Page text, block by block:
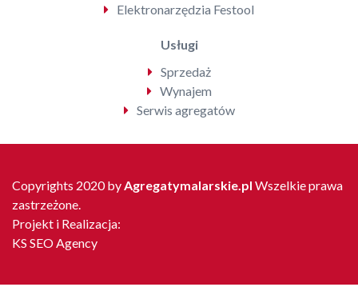
Elektronarzędzia Festool
Usługi
Sprzedaż
Wynajem
Serwis agregatów
Copyrights 2020 by Agregatymalarskie.pl Wszelkie prawa
zastrzeżone.
Projekt i Realizacja:
KS SEO Agency